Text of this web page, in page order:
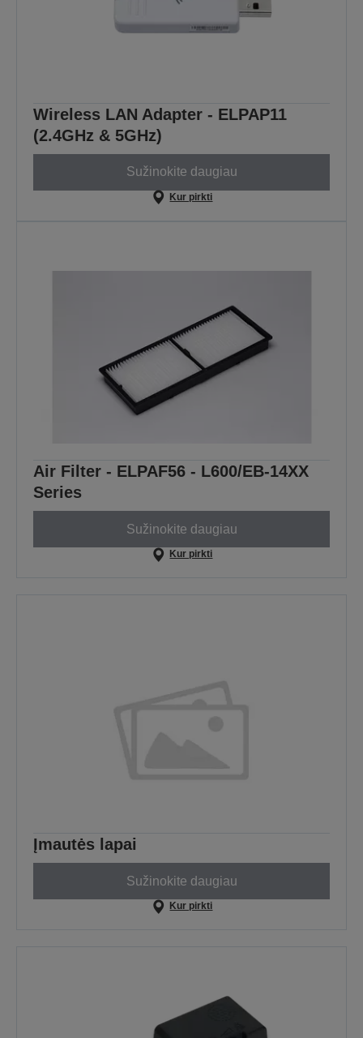
Wireless LAN Adapter - ELPAP11
(2.4GHz & 5GHz)
Sužinokite daugiau
Kur pirkti
Air Filter - ELPAF56 - L600/EB-14XX
Series
Sužinokite daugiau
Kur pirkti
Įmautės lapai
Sužinokite daugiau
Kur pirkti